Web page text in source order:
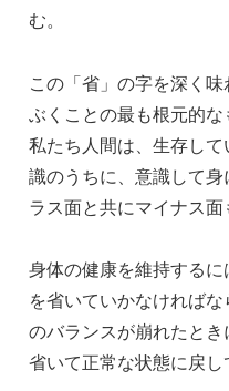
む。
この「省」の字を深く
ぶくことの最も根元的な
私たち人間は、生存し
識のうちに、意識して
ラス面と共にマイナス面
身体の健康を維持する
を省いていかなければ
のバランスが崩れたと
省いて正常な状態に戻し